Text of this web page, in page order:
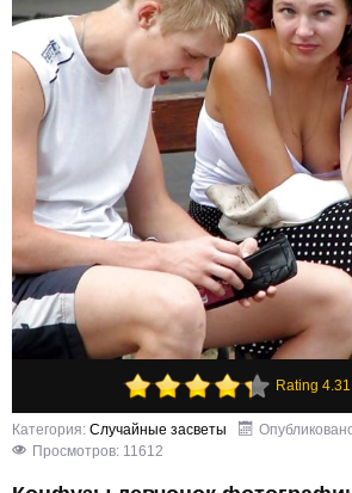
Rating
Категория: Случайные засветы
Просмотров: 11612